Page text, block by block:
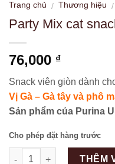
Trang chủ / Thương hiệu /
Party Mix cat
76,000 ₫
Snack viên giòn dành
Vị Gà – Gà tây và phô
Sản phẩm của Purina
Cho phép đặt hàng trước
Số lượng
THÊM